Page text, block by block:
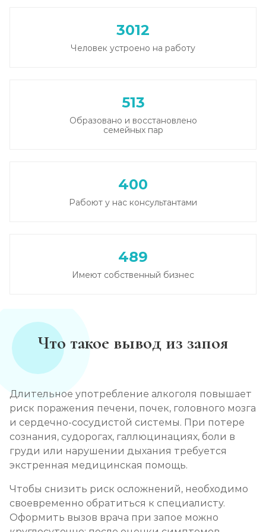
3012
Человек устроено на работу
513
Образовано и восстановлено
семейных пар
400
Рабоют у нас консультантами
489
Имеют собственный бизнес
Что такое вывод из запоя
Длительное употребление алкоголя повышает
риск поражения печени, почек, головного мозга
и сердечно-сосудистой системы. При потере
сознания, судорогах, галлюцинациях, боли в
груди или нарушении дыхания требуется
экстренная медицинская помощь.
Чтобы снизить риск осложнений, необходимо
своевременно обратиться к специалисту.
Оформить вызов врача при запое можно